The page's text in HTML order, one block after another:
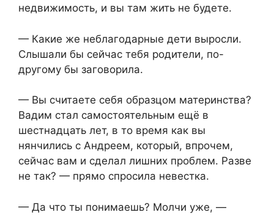
недвижимость, и вы там жить не будете.
— Какие же неблагодарные дети выросли.
Слышали бы сейчас тебя родители, по-
другому бы заговорила.
— Вы считаете себя образцом материнства?
Вадим стал самостоятельным ещё в
шестнадцать лет, в то время как вы
нянчились с Андреем, который, впрочем,
сейчас вам и сделал лишних проблем. Разве
не так? — прямо спросила невестка.
— Да что ты понимаешь? Молчи уже, —